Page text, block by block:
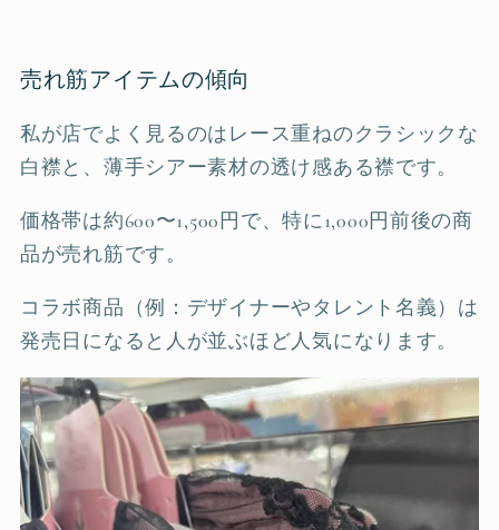
売れ筋アイテムの傾向
私が店でよく見るのはレース重ねのクラシックな
白襟と、薄手シアー素材の透け感ある襟です。
価格帯は約600〜1,500円で、特に1,000円前後の商
品が売れ筋です。
コラボ商品（例：デザイナーやタレント名義）は
発売日になると人が並ぶほど人気になります。